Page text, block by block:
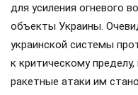
для усиления огневого
объекты Украины.
украинской системы
к критическому
ракетные атаки им